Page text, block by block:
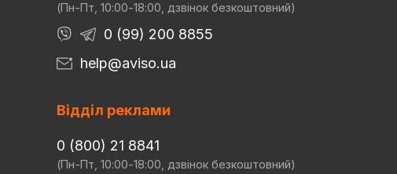
(Пн-Пт, 10:00-18:00, дзвінок безкоштовний)
0 (99) 200 8855
help@aviso.ua
Відділ реклами
0 (800) 21 8841
(Пн-Пт, 10:00-18:00, дзвінок безкоштовний)